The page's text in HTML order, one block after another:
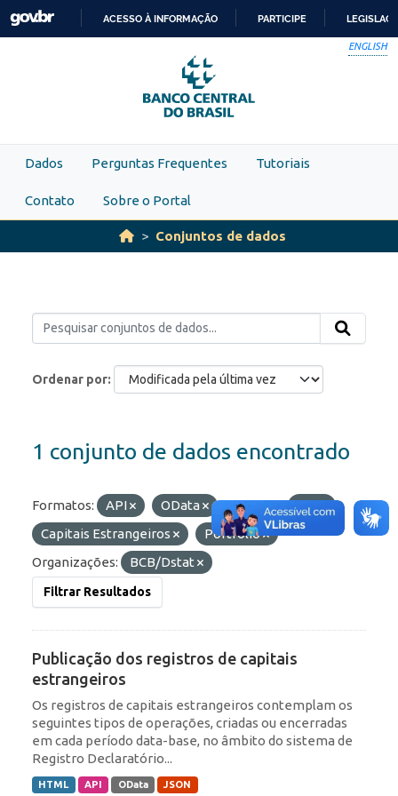
Skip to main content
PARA
O
CONTEÚDO
ACESSO À INFORMAÇÃO PARTICIPE
ENGLISH
Dados Perguntas Frequentes Tutoriais
Contato Sobre o Portal
Conjuntos de dados
Ordenar por
1 conjunto de dados encontrado
Formatos: API OData Etiquetas:
IED
Capitais Estrangeiros
Portfólio
Organizações:
BCB/Dstat
Filtrar Resultados
Publicação dos registros de capitais
estrangeiros
Os registros de capitais estrangeiros contemplam os
seguintes tipos de operações, criadas ou encerradas
em cada período data-base, no âmbito do sistema de
Registro Declaratório...
HTML API OData JSON